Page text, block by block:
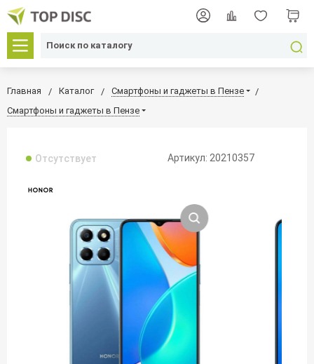
Главная Каталог
Смартфоны и гаджеты в Пензе
Смартфоны и гаджеты в Пензе
Отсутствует Артикул: 20210357